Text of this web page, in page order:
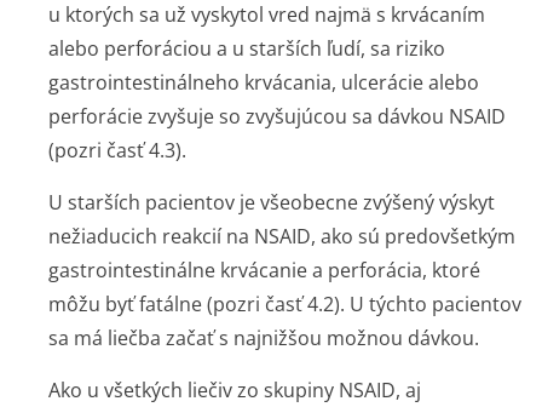
u ktorých sa už vyskytol vred najmä s krvácaním
alebo perforáciou a u starších ľudí, sa riziko
gastrointesti­nálneho krvácania, ulcerácie alebo
perforácie zvyšuje so zvyšujúcou sa dávkou NSAID
(pozri časť 4.3).
U starších pacientov je všeobecne zvýšený výskyt
nežiaducich reakcií na NSAID, ako sú predovšetkým
gastrointestinálne krvácanie a perforácia, ktoré
môžu byť fatálne (pozri časť 4.2). U týchto pacientov
sa má liečba začať s najnižšou možnou dávkou.
Ako u všetkých liečiv zo skupiny NSAID, aj